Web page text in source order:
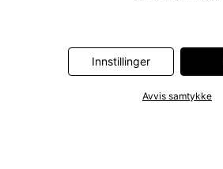
Innstillinger
Avvis samtykke